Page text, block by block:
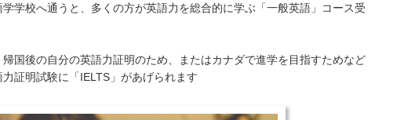
学校へ通うと、多くの方が英語力を総合的に学ぶ「一般英語」コース受
国後の自分の英語力証明のため、またはカナダで進学を目指すためなど
証明試験に「IELTS」があげられます